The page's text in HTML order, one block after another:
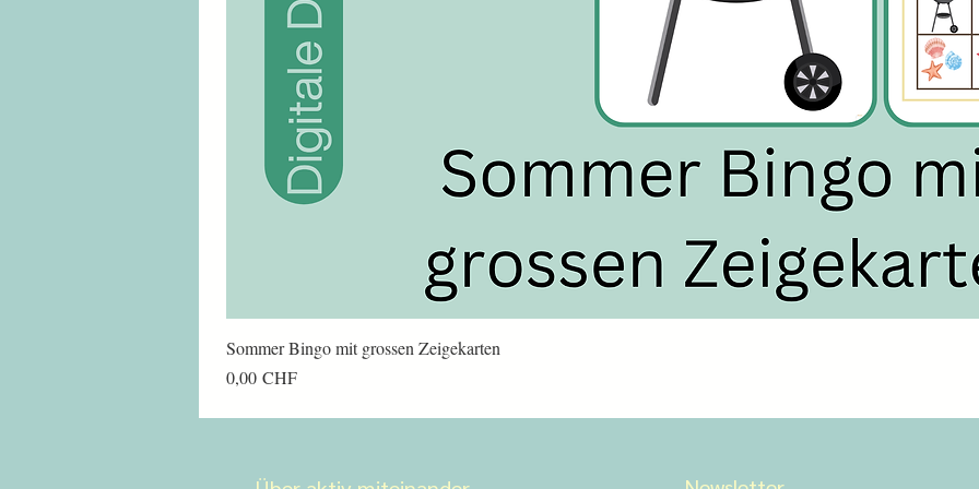
Sommer Bingo mit grossen Zeigekarten
Preis
0,00 CHF